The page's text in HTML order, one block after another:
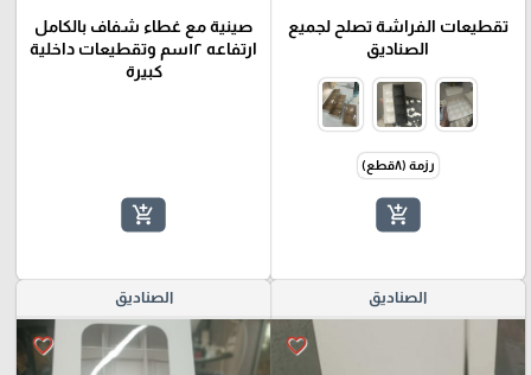
تقطيعات الفراشة تصلح لجميع
الصناديق
رزمة (٨قطع)
add_shopping_cart
صينية مع غطاء شفاف بالكامل
ارتفاعه ١٢سم وتقطيعات داخلية
كبيرة
add_shopping_cart
الصناديق
favorite_border
الصناديق
favorite_border